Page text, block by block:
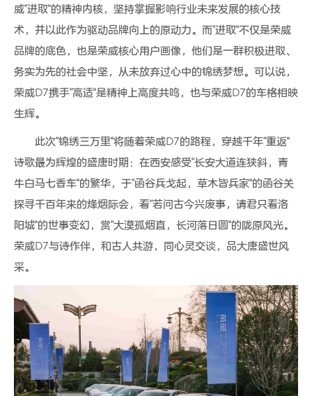
威“进取”的精神内核，坚持掌握影响行业未来发展的核心技
术，并以此作为驱动品牌向上的原动力。而“进取”不仅是荣威
品牌的底色，也是荣威核心用户画像，他们是一群积极进取、
务实为先的社会中坚，从未放弃过心中的锦绣梦想。可以说，
荣威D7携手“高适”是精神上高度共鸣，也与荣威D7的车格相映
生辉。
此次“锦绣三万里”将随着荣威D7的路程，穿越千年“重返”
诗歌最为辉煌的盛唐时期：在西安感受“长安大道连狭斜，青
牛白马七香车”的繁华，于“函谷兵戈起，草木皆兵家”的函谷关
探寻千百年来的烽烟际会，看“若问古今兴废事，请君只看洛
阳城”的世事变幻，赏“大漠孤烟直，长河落日圆”的陇原风光。
荣威D7与诗作伴，和古人共游，同心灵交谈，品大唐盛世风
采。